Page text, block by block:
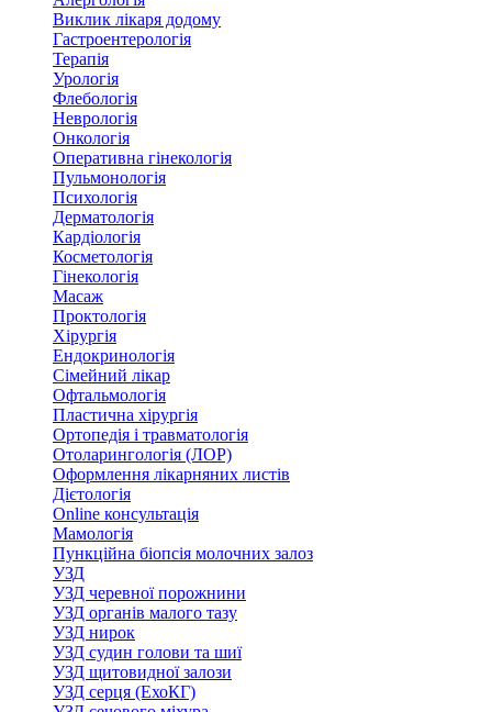
Виклик лікаря додому
Гастроентерологія
Терапія
Урологія
Флебологія
Неврологія
Онкологія
Оперативна гінекологія
Пульмонологія
Психологія
Дерматологія
Кардіологія
Косметологія
Гінекологія
Масаж
Проктологія
Хірургія
Ендокринологія
Сімейний лікар
Офтальмологія
Пластична хірургія
Ортопедія і травматологія
Отоларингологія (ЛОР)
Оформлення лікарняних листів
Дієтологія
Online консультація
Мамологія
Пункційна біопсія молочних залоз
УЗД
УЗД черевної порожнини
УЗД органів малого тазу
УЗД нирок
УЗД судин голови та шиї
УЗД щитовидної залози
УЗД серця (ЕхоКГ)